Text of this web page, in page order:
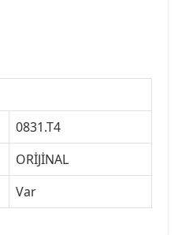
0831.T4
ORİJİNAL
Var